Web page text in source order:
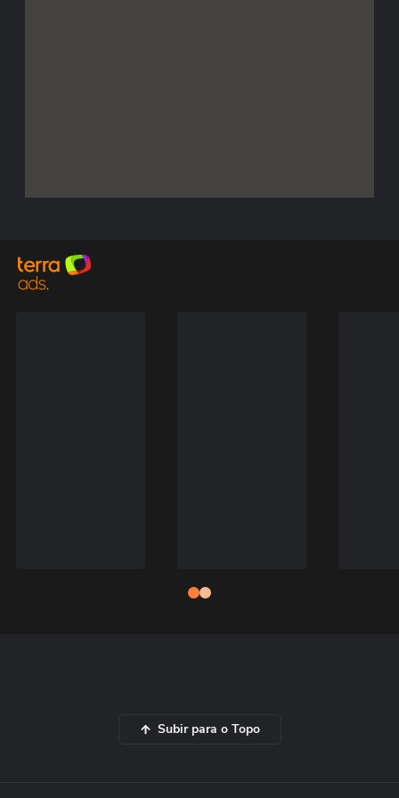
Subir para o Topo